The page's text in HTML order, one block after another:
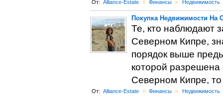
От: Alliance-Estate l Финансы > Недвижимость
Покупка Недвижимости На
Те, кто наблюдают
Северном Кипре,
порядок выше
которой разрешена
Северном Кипре,
От: Alliance-Estate l Финансы > Недвижимость